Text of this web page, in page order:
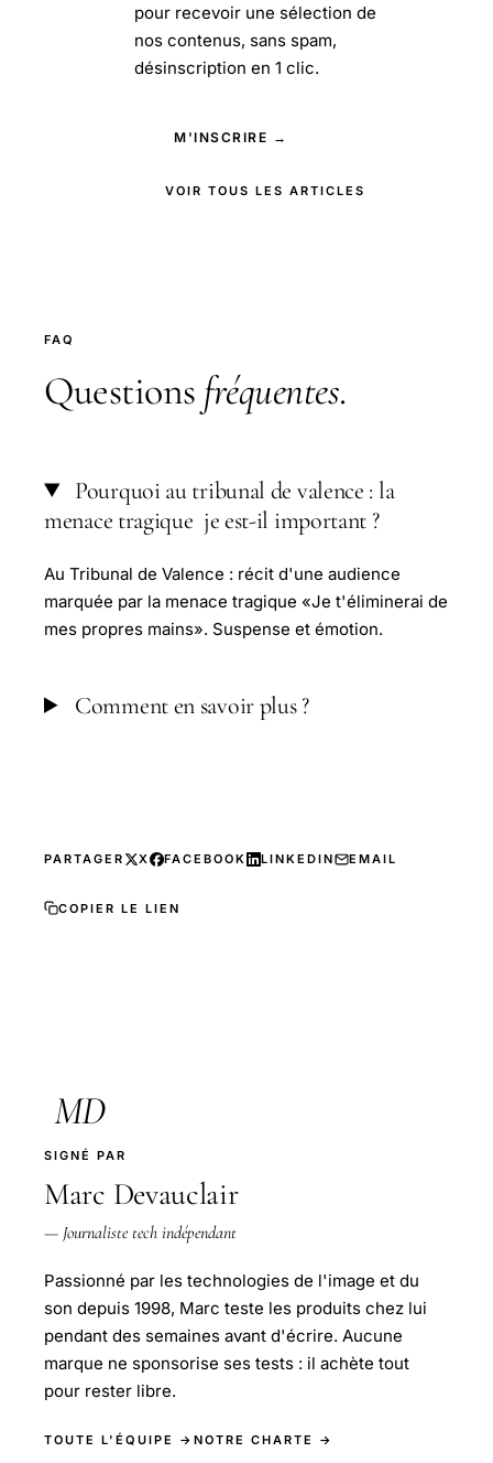
pour recevoir une sélection de
nos contenus, sans spam,
désinscription en 1 clic.
M'INSCRIRE →
VOIR TOUS LES ARTICLES
FAQ
Questions fréquentes.
Pourquoi au tribunal de valence : la
menace tragique je est-il important ?
Au Tribunal de Valence : récit d'une audience
marquée par la menace tragique «Je t'éliminerai de
mes propres mains». Suspense et émotion.
Comment en savoir plus ?
PARTAGER X FACEBOOK LINKEDIN EMAIL
COPIER LE LIEN
MD
SIGNÉ PAR
Marc Devauclair
— Journaliste tech indépendant
Passionné par les technologies de l'image et du
son depuis 1998, Marc teste les produits chez lui
pendant des semaines avant d'écrire. Aucune
marque ne sponsorise ses tests : il achète tout
pour rester libre.
TOUTE L'ÉQUIPE → NOTRE CHARTE →